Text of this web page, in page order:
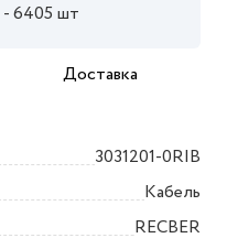
- 6405 шт
Доставка
3031201-0RIB
Кабель
RECBER